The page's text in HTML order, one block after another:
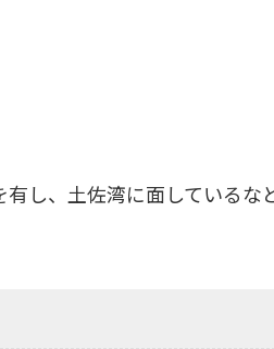
し、土佐湾に面している